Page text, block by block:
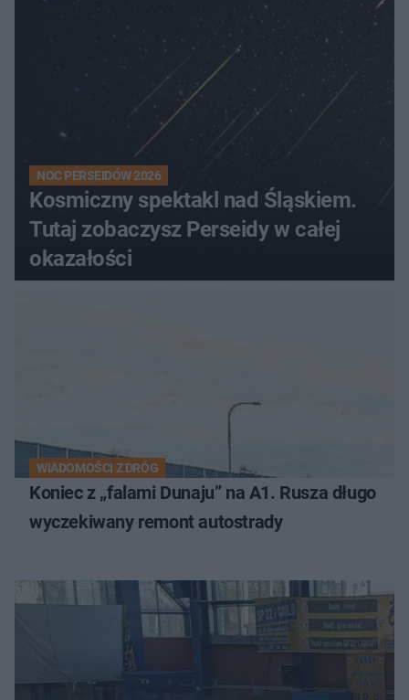
NOC PERSEIDÓW 2026
Kosmiczny spektakl nad Śląskiem.
Tutaj zobaczysz Perseidy w całej
okazałości
WIADOMOŚCI Z DRÓG
Koniec z „falami Dunaju” na A1. Rusza długo
wyczekiwany remont autostrady